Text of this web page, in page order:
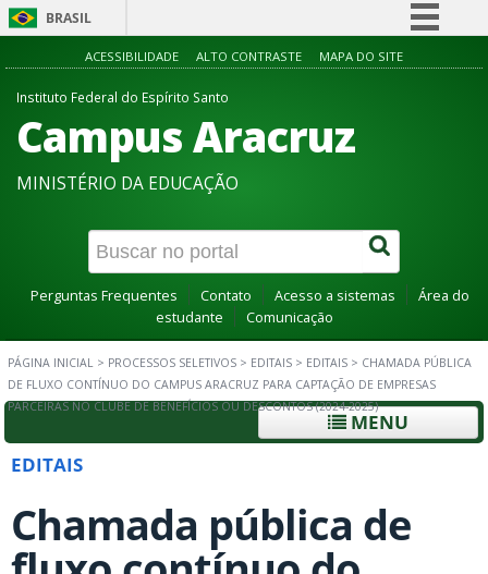
BRASIL
Simplifique!
Acesso à informação
Canais
ACESSIBILIDADE ALTO CONTRASTE MAPA DO SITE
Instituto Federal do Espírito Santo
Campus Aracruz
MINISTÉRIO DA EDUCAÇÃO
Perguntas Frequentes Contato Acesso a sistemas
Área do
estudante
Comunicação
PÁGINA INICIAL > PROCESSOS SELETIVOS > EDITAIS > EDITAIS > CHAMADA PÚBLICA
DE FLUXO CONTÍNUO DO CAMPUS ARACRUZ PARA CAPTAÇÃO DE EMPRESAS
PARCEIRAS NO CLUBE DE BENEFÍCIOS OU DESCONTOS (2024-2025)
MENU
EDITAIS
Chamada pública de